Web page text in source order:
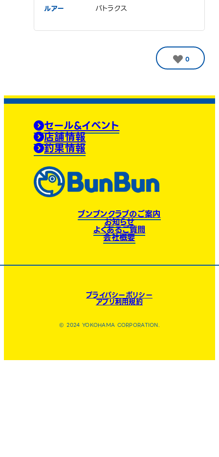
ルアー バトラクス
0
セール&イベント
店舗情報
釣果情報
ブンブンクラブのご案内
お知らせ
よくあるご質問
会社概要
プライバシーポリシー
アプリ利用規約
© 2024 YOKOHAMA CORPORATION.